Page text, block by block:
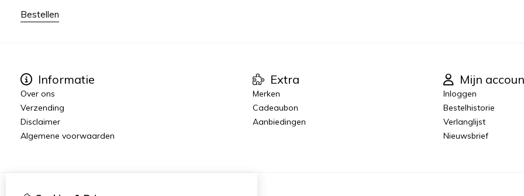
Bestellen
Informatie
Over ons
Verzending
Disclaimer
Algemene voorwaarden
Extra
Merken
Cadeaubon
Aanbiedingen
Mijn
Inloggen
Bestelhistorie
Verlanglijst
Nieuwsbrief